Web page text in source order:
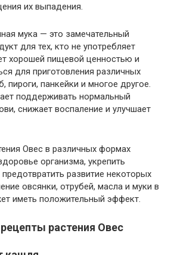
их выпадения.
мука — это замечательный
для тех, кто не употребляет
хорошей пищевой ценностью и
для приготовления различных
пироги, панкейки и многое другое.
поддерживать нормальный
снижает воспаление и улучшает
Овес в различных формах
организма, укрепить
развитие некоторых
овсянки, отрубей, масла и муки в
иметь положительный эффект.
растения Овес